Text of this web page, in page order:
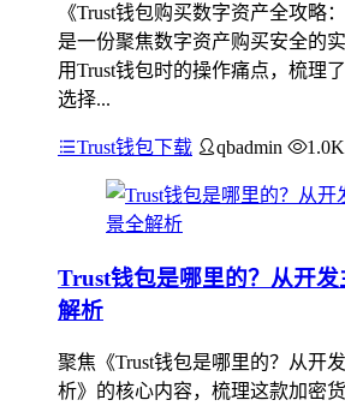
《Trust钱包购买数字资产全攻略
是一份聚焦数字资产购买安全的
用Trust钱包时的操作痛点，梳理
选择...
Trust钱包下载 qbadmin 1.0K
Trust钱包是哪里的？从开
解析
聚焦《Trust钱包是哪里的？从开
析》的核心内容，梳理这款加密